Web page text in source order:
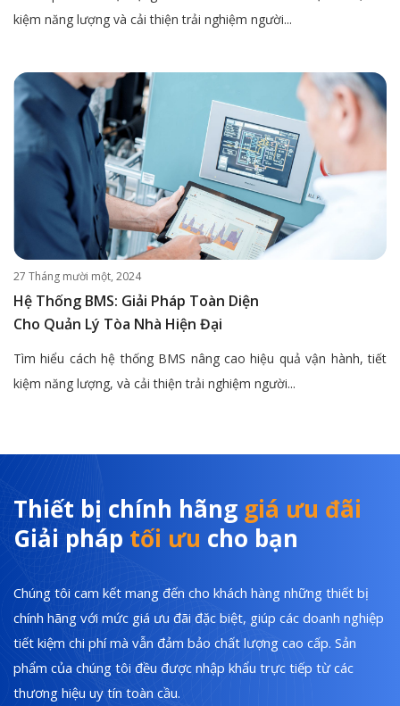
kiệm năng lượng và cải thiện trải nghiệm người...
27 Tháng mười một, 2024
Hệ Thống BMS: Giải Pháp Toàn Diện
Cho Quản Lý Tòa Nhà Hiện Đại
Tìm hiểu cách hệ thống BMS nâng cao hiệu quả vận hành, tiết
kiệm năng lượng, và cải thiện trải nghiệm người...
Thiết bị chính hãng giá ưu đãi
Giải pháp tối ưu cho bạn
Chúng tôi cam kết mang đến cho khách hàng những thiết bị
chính hãng với mức giá ưu đãi đặc biệt, giúp các doanh nghiệp
tiết kiệm chi phí mà vẫn đảm bảo chất lượng cao cấp. Sản
phẩm của chúng tôi đều được nhập khẩu trực tiếp từ các
thương hiệu uy tín toàn cầu.